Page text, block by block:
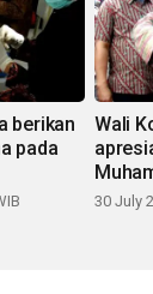
berikan
pada
Wali
30 July